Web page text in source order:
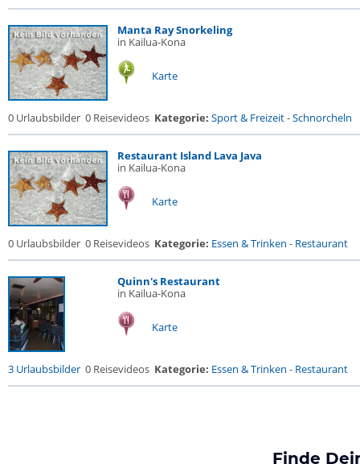
Manta Ray Snorkeling
in Kailua-Kona
Karte
0 Urlaubsbilder 0 Reisevideos Kategorie: Sport & Freizeit-Schnorcheln
Restaurant Island Lava Java
in Kailua-Kona
Karte
0 Urlaubsbilder 0 Reisevideos Kategorie: Essen & Trinken - Restaurant
Quinn's Restaurant
in Kailua-Kona
Karte
3 Urlaubsbilder 0 Reisevideos Kategorie: Essen & Trinken - Restaurant
Finde